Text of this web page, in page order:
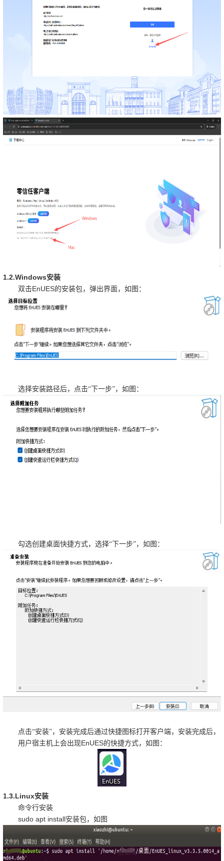
1.2.Windows安装
双击EnUES的安装包，弹出界面，如图：
选择安装路径后，点击“下一步”，如图：
勾选创建桌面快捷方式，选择“下一步”，如图：
点击“安装”，安装完成后通过快捷图标打开客户端，安装完成后，
用户宿主机上会出现EnUES的快捷方式，如图：
1.3.Linux安装
命令行安装
sudo apt install安装包，如图